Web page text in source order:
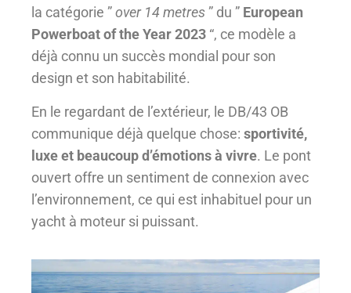
la catégorie ”over 14 metres” du ” European
Powerboat of the Year 2023 “, ce modèle a
déjà connu un succès mondial pour son
design et son habitabilité.
En le regardant de l’extérieur, le DB/43 OB
communique déjà quelque chose: sportivité,
luxe et beaucoup d’émotions à vivre. Le pont
ouvert offre un sentiment de connexion avec
l’environnement, ce qui est inhabituel pour un
yacht à moteur si puissant.